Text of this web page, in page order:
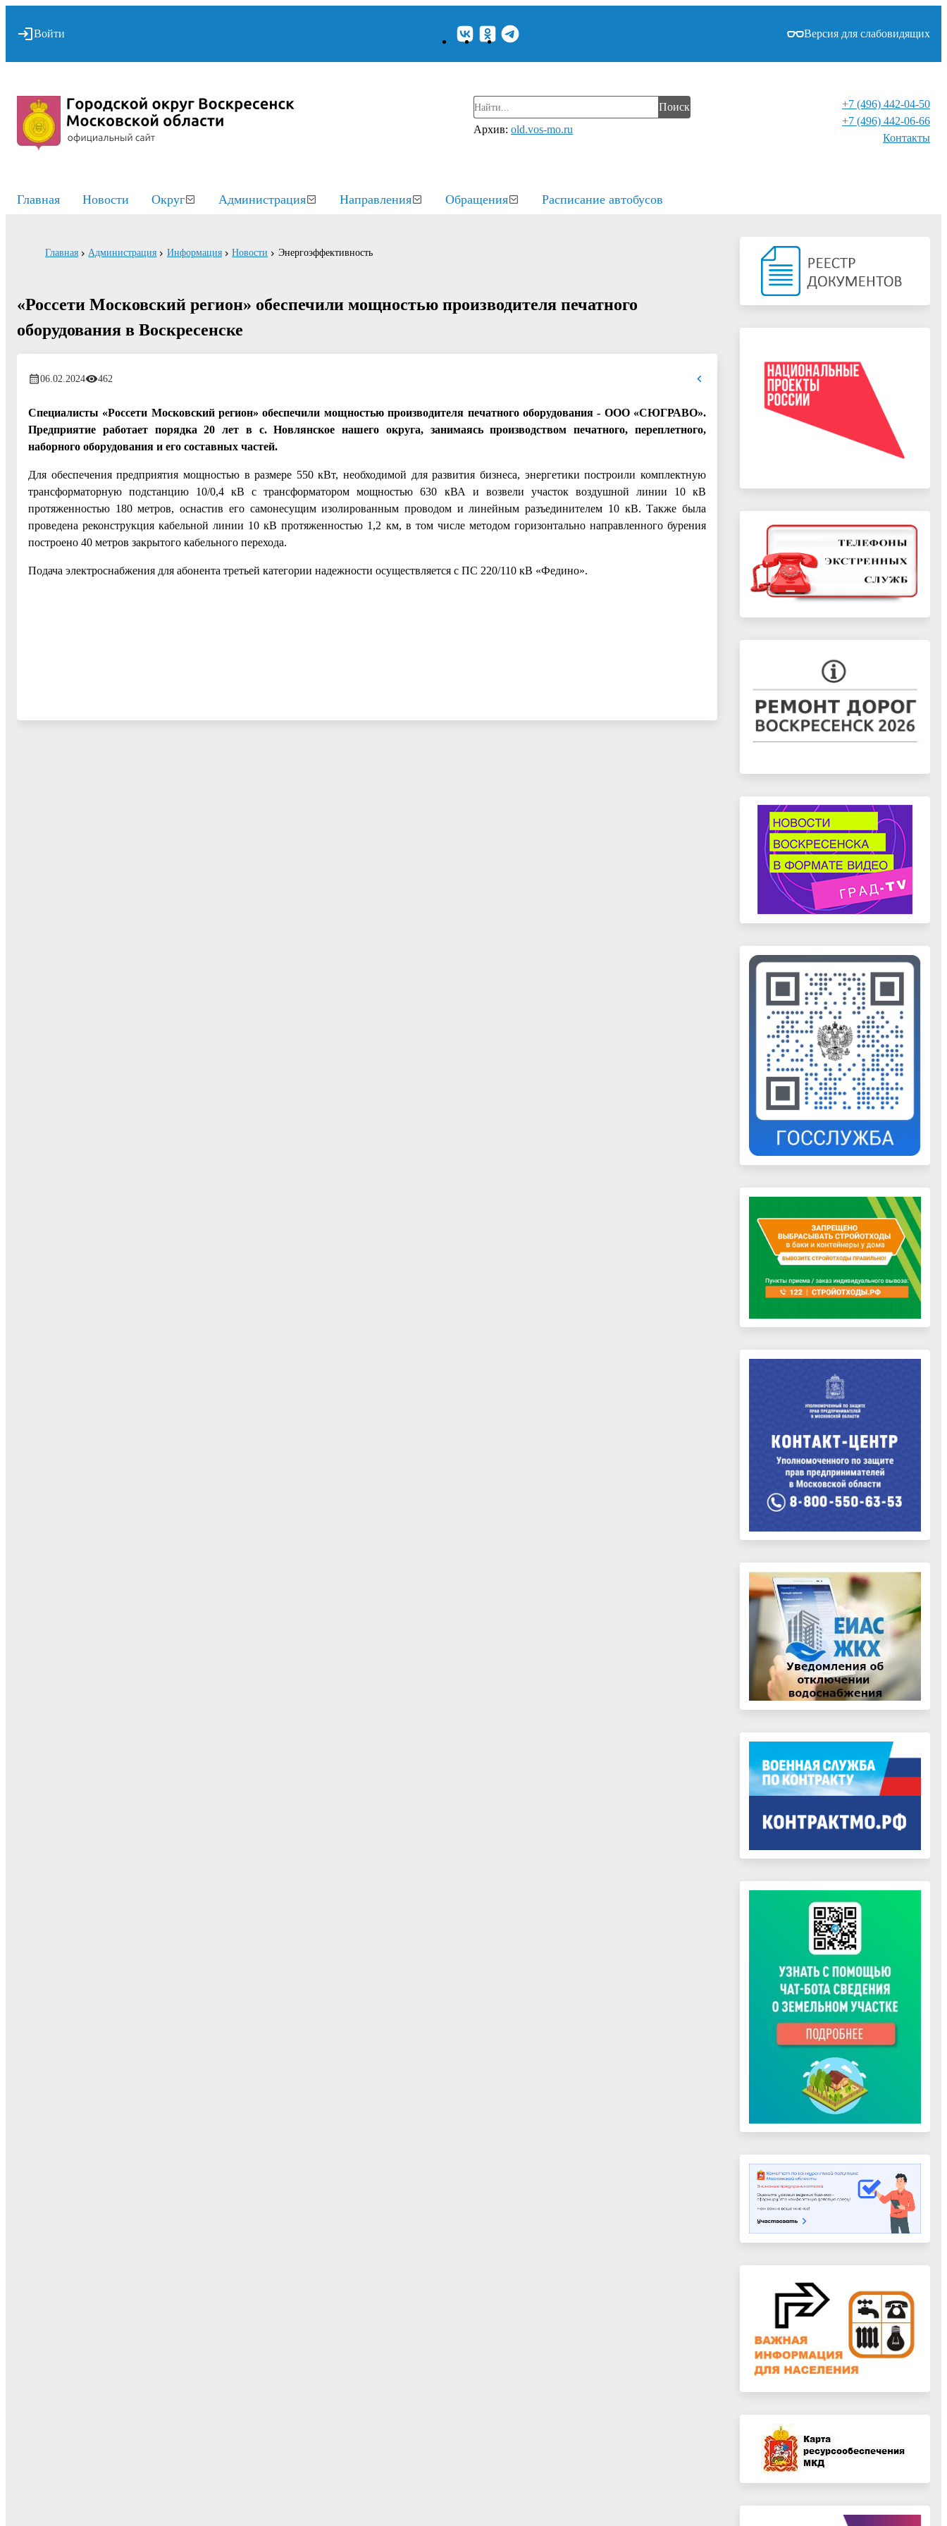
Войти Версия для слабовидящих
Поиск
Архив: old.vos-mo.ru
+7 (496) 442-04-50
+7 (496) 442-06-66
Контакты⁠
Главная Новости Округ Администрация Направления Обращения Расписание автобусов
Главная Администрация Информация Новости Энергоэффективность
«Россети Московский регион» обеспечили мощностью производителя печатного
оборудования в Воскресенске
06.02.2024 462
Специалисты «Россети Московский регион» обеспечили мощностью производителя печатного оборудования - ООО «СЮГРАВО».
Предприятие работает порядка 20 лет в с. Новлянское нашего округа, занимаясь производством печатного, переплетного,
наборного оборудования и его составных частей.
Для обеспечения предприятия мощностью в размере 550 кВт, необходимой для развития бизнеса, энергетики построили комплектную
трансформаторную подстанцию 10/0,4 кВ с трансформатором мощностью 630 кВА и возвели участок воздушной линии 10 кВ
протяженностью 180 метров, оснастив его самонесущим изолированным проводом и линейным разъединителем 10 кВ. Также была
проведена реконструкция кабельной линии 10 кВ протяженностью 1,2 км, в том числе методом горизонтально направленного бурения
построено 40 метров закрытого кабельного перехода.
Подача электроснабжения для абонента третьей категории надежности осуществляется с ПС 220/110 кВ «Федино».